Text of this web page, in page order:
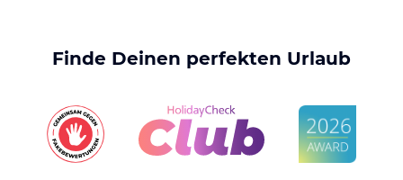
Finde Deinen perfekten Urlaub